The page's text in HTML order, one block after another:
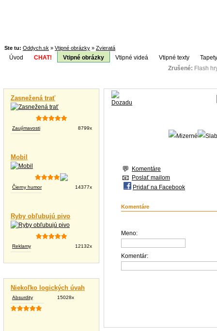
Ste tu: Oddych.sk » Vtipné obrázky » Zvieratá
Úvod CHAT! Vtipné obrázky Vtipné videá Vtipné texty
Zrušené: Flash
Zasnežená trať
Zaujímavosti 8799x
Mobil
Čierny humor 14377x
Ryby obľubujú pivo
Reklamy 12132x
Niekoľko logických úvah
Absurdity 15028x
Komentáre
Poslať mailom
Pridať na Facebook
Komentáre
Meno:
Komentár: